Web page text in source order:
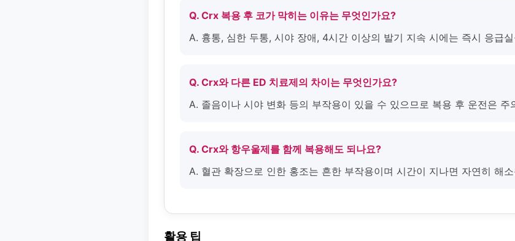
Q. Crx 복용 후 코가 막히는 이유는 무엇인가요?
A. 흉통, 심한 두통, 시야 장애, 4시간 이상의 발기 지속 시에는 즉시 응급
Q. Crx와 다른 ED 치료제의 차이는 무엇인가요?
A. 졸음이나 시야 변화 등의 부작용이 있을 수 있으므로 복용 후 운전은 주
Q. Crx와 항우울제를 함께 복용해도 되나요?
A. 혈관 확장으로 인한 홍조는 흔한 부작용이며 시간이 지나면 자연히 해
활용 팁